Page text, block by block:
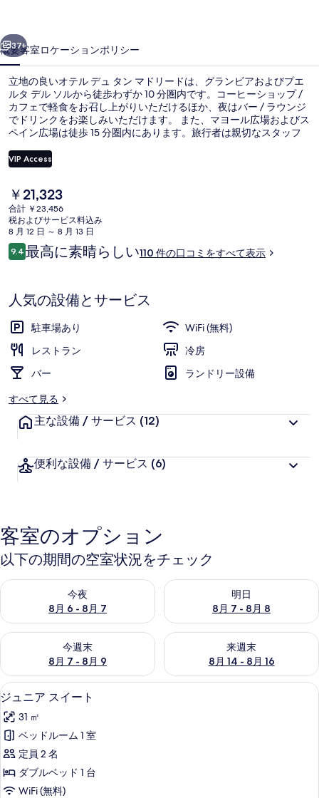
マ
ド
リ
ー
ド
の
真
ギ
ャ
リ
ー
37+
概要客室ロケーションポリシー
立地の良いオテル デュ タン マドリードは、グランビアおよびプエ
ルタ デル ソルから徒歩わずか 10 分圏内です。コーヒーショップ /
カフェで軽食をお召し上がりいただけるほか、夜はバー / ラウンジ
でドリンクをお楽しみいただけます。 また、マヨール広場およびス
ペイン広場は徒歩 15 分圏内にあります。旅行者は親切なスタッフ
すぐ公共交通機関を利用できます。地下鉄グラン ビア駅までは 3
分、地下鉄カジャオ駅までは 4 分です。
VIP Access
現
在
の
料
金
は
す
￥21,323
合計 ￥23,456
税およびサービス料込み
8 月 12 日 ～ 8 月 13 日
口
コ
9.410段階中9.4
最高に素晴らしい110 件の口コミをすべて表示
人気の設備とサービス
駐車場あり
WiFi (無料)
レストラン
冷房
バー
ランドリー設備
すべて見る
主な設備 / サービス (12)
便利な設備 / サービス (6)
客室のオプション
以下の期間の空室状況をチェック
今夜
8月 6 - 8月 7
今夜 8月 6 - 8月 7 の空室状況をチェック
明日
8月 7 - 8月 8
明日 8月 7 - 8月 8 の空室状況
今週末
8月 7 - 8月 9
今週末 8月 7 - 8月 9 の空室状況をチェック
来週末
8月 14 - 8月 16
来週末 8月 14 - 8月 16 の空室
ジ
ュ
ニ
ア
ス
イ
ジュニア スイート | 高級寝具、ミニ
6
ジュニア スイート
31 ㎡
ベッドルーム 1 室
定員 2 名
ダブルベッド 1 台
WiFi (無料)